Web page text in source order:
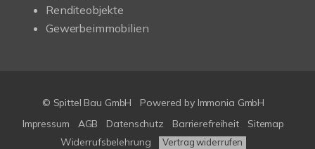
Renditeobjekte
Gewerbeimmobilien
© Spittel Bau GmbH Powered by Immonia GmbH
Impressum
AGB Datenschutz Barrierefreiheit
Sitemap
Widerrufsbelehrung
Vertrag widerrufen